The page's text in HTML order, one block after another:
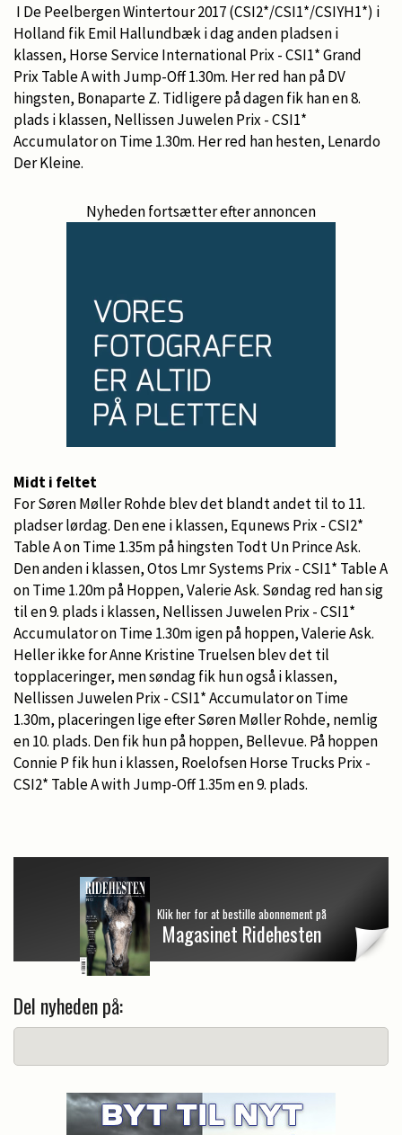
I De Peelbergen Wintertour 2017 (CSI2*/CSI1*/CSIYH1*) i
Holland fik Emil Hallundbæk i dag anden pladsen i
klassen, Horse Service International Prix - CSI1* Grand
Prix Table A with Jump-Off 1.30m. Her red han på DV
hingsten, Bonaparte Z. Tidligere på dagen fik han en 8.
plads i klassen, Nellissen Juwelen Prix - CSI1*
Accumulator on Time 1.30m. Her red han hesten, Lenardo
Der Kleine.
Nyheden fortsætter efter annoncen
Midt i feltet
For Søren Møller Rohde blev det blandt andet til to 11.
pladser lørdag. Den ene i klassen, Equnews Prix - CSI2*
Table A on Time 1.35m på hingsten Todt Un Prince Ask.
Den anden i klassen, Otos Lmr Systems Prix - CSI1* Table A
on Time 1.20m på Hoppen, Valerie Ask. Søndag red han sig
til en 9. plads i klassen, Nellissen Juwelen Prix - CSI1*
Accumulator on Time 1.30m igen på hoppen, Valerie Ask.
Heller ikke for Anne Kristine Truelsen blev det til
topplaceringer, men søndag fik hun også i klassen,
Nellissen Juwelen Prix - CSI1* Accumulator on Time
1.30m, placeringen lige efter Søren Møller Rohde, nemlig
en 10. plads. Den fik hun på hoppen, Bellevue. På hoppen
Connie P fik hun i klassen, Roelofsen Horse Trucks Prix -
CSI2* Table A with Jump-Off 1.35m en 9. plads.
Klik her for at bestille abonnement på
Magasinet Ridehesten
Del nyheden på: